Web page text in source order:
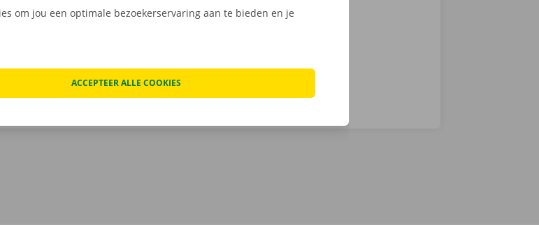
om jou een optimale bezoekerservaring aan te bieden en je
ACCEPTEER ALLE COOKIES